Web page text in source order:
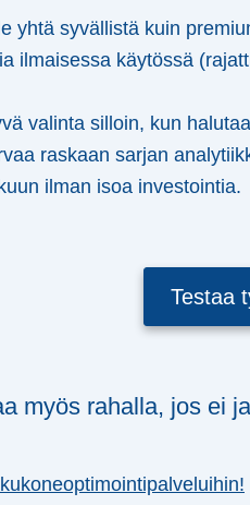
yhtä syvällistä kuin
ilmaisessa käytössä
valinta silloin, kun
raskaan sarjan
ilman isoa investointia.
Testaa
myös rahalla, jos ei